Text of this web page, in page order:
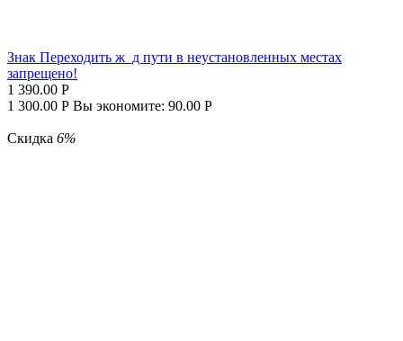
Знак Переходить ж_д пути в неустановленных местах
запрещено!
1 390.00 Р
1 300.00 Р Вы экономите: 90.00 Р
Скидка 6%